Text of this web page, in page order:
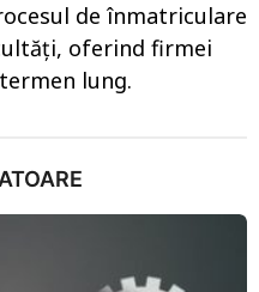
de înmatriculare
oferind firmei
lung.